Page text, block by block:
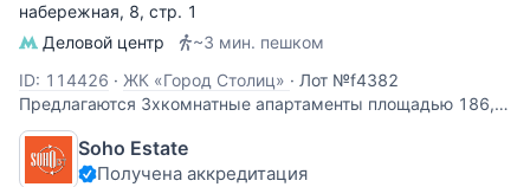
набережная, 8, стр. 1
Деловой центр
~3 мин. пешком
ID: 114426 · ЖК «Город Столиц» · Лот №f4382
Предлагаются 3хкомнатные апартаменты площадью 186,7
кв.м. с отделкой. Виды из окон на Москва-реку и соседнюю
башню. Планировка: кухня-гостиная, 3 спальни, 2 ванных
комнаты, гостевой с/узел.
Soho Estate
Получена аккредитация